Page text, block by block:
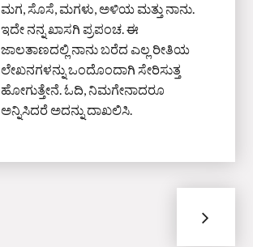
ಮಗ, ಸೊಸೆ, ಮಗಳು, ಅಳಿಯ ಮತ್ತು ನಾನು.
ಇದೇ ನನ್ನ ಖಾಸಗಿ ಪ್ರಪಂಚ. ಈ
ಜಾಲತಾಣದಲ್ಲಿ ನಾನು ಬರೆದ ಎಲ್ಲ ರೀತಿಯ
ಲೇಖನಗಳನ್ನು ಒಂದೊಂದಾಗಿ ಸೇರಿಸುತ್ತ
ಹೋಗುತ್ತೇನೆ. ಓದಿ, ನಿಮಗೇನಾದರೂ
ಅನ್ನಿಸಿದರೆ ಅದನ್ನು ದಾಖಲಿಸಿ.